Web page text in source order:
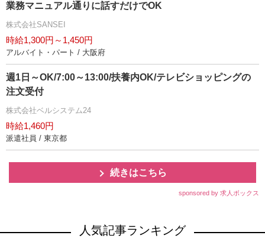
業務マニュアル通りに話すだけでOK
株式会社SANSEI
時給1,300円～1,450円
アルバイト・パート / 大阪府
週1日～OK/7:00～13:00/扶養内OK/テレビショッピングの
注文受付
株式会社ベルシステム24
時給1,460円
派遣社員 / 東京都
続きはこちら
sponsored by 求人ボックス
人気記事ランキング